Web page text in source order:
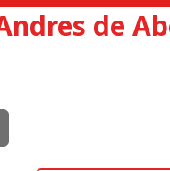
de